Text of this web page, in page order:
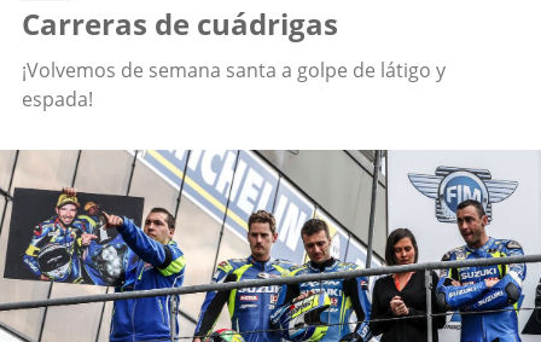
Carreras de cuádrigas
¡Volvemos de semana santa a golpe de látigo y
espada!